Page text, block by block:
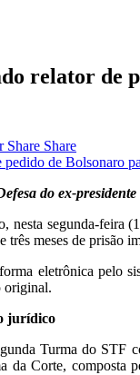
relator de
Share Share
do ex-
segunda-feira
três meses de prisão
eletrônica pelo
original.
jurídico
Turma do STF
da Corte,